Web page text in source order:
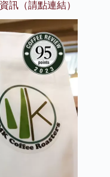
訊（請點連結）